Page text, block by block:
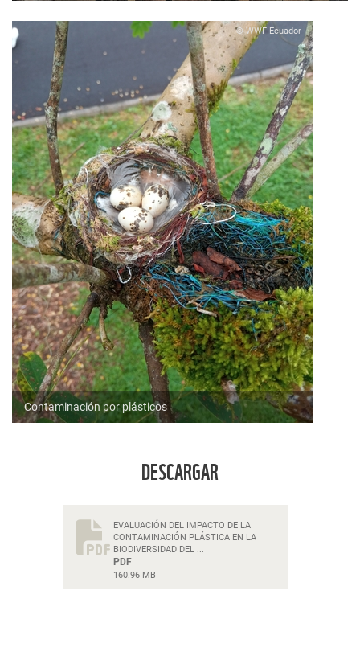
© WWF Ecuador
Contaminación por plásticos
DESCARGAR
EVALUACIÓN DEL IMPACTO DE LA
CONTAMINACIÓN PLÁSTICA EN LA
BIODIVERSIDAD DEL ...
PDF
160.96 MB